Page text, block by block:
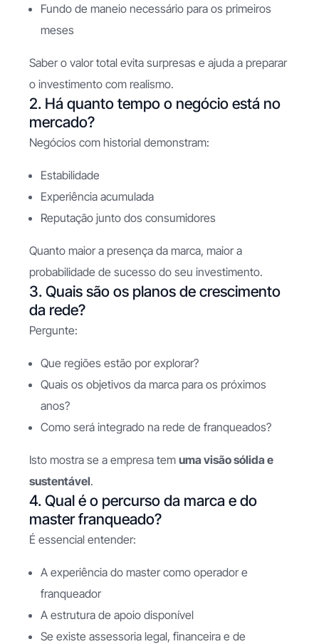
Fundo de maneio necessário para os primeiros
meses
Saber o valor total evita surpresas e ajuda a preparar
o investimento com realismo.
2. Há quanto tempo o negócio está no
mercado?
Negócios com historial demonstram:
Estabilidade
Experiência acumulada
Reputação junto dos consumidores
Quanto maior a presença da marca, maior a
probabilidade de sucesso do seu investimento.
3. Quais são os planos de crescimento
da rede?
Pergunte:
Que regiões estão por explorar?
Quais os objetivos da marca para os próximos
anos?
Como será integrado na rede de franqueados?
Isto mostra se a empresa tem uma visão sólida e
sustentável.
4. Qual é o percurso da marca e do
master franqueado?
É essencial entender:
A experiência do master como operador e
franqueador
A estrutura de apoio disponível
Se existe assessoria legal, financeira e de